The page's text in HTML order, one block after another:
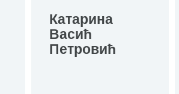
Катарина
Васић
Петровић